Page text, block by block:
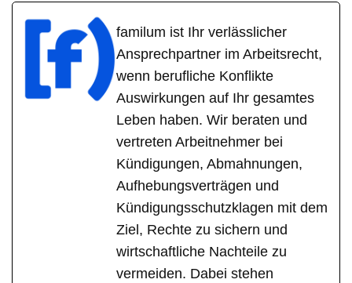
familum ist Ihr verlässlicher
Ansprechpartner im Arbeitsrecht,
wenn berufliche Konflikte
Auswirkungen auf Ihr gesamtes
Leben haben. Wir beraten und
vertreten Arbeitnehmer bei
Kündigungen, Abmahnungen,
Aufhebungsverträgen und
Kündigungsschutzklagen mit dem
Ziel, Rechte zu sichern und
wirtschaftliche Nachteile zu
vermeiden. Dabei stehen